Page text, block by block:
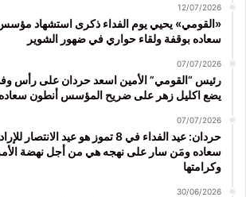
12/07/2026
«القومي» يحيي يوم الفداء ذكرى استشهاد
سعاده بوقفة ولقاء حواري في ضهور الشوير
07/07/2026
رئيس “القومي” الأمين اسعد حردان على رأس
يضع اكليل زهر على ضريح المؤسس أنطون
07/07/2026
حردان: عيد الفداء في 8 تموز هو عيد
سعاده ومَن سار على نهجه هي من أجل نهضة الأمة
وكرامتها
30/06/2026